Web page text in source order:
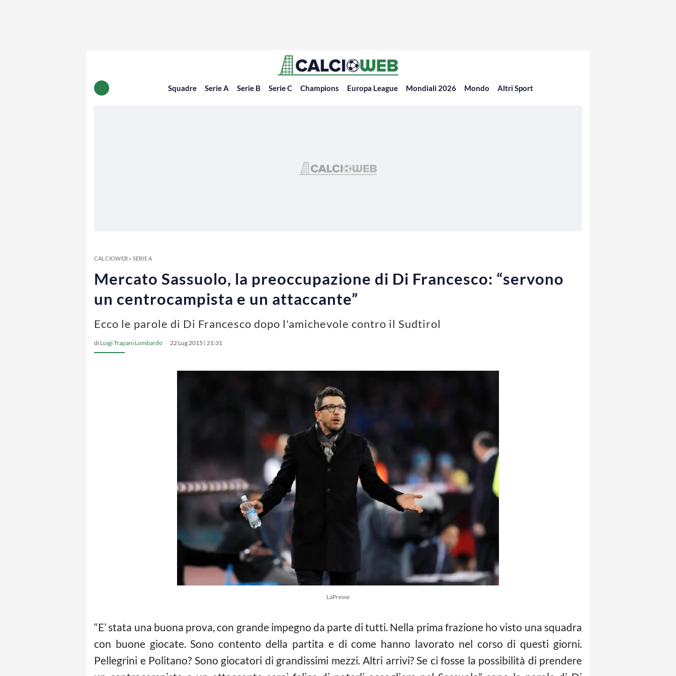
Squadre Serie A Serie B Serie C Champions Europa League Mondiali 2026 Mondo Altri Sport
CALCIOWEB» SERIE A
Mercato Sassuolo, la preoccupazione di Di Francesco: “servono
un centrocampista e un attaccante”
Ecco le parole di Di Francesco dopo l'amichevole contro il Sudtirol
di Luigi Trapani Lombardo 22 Lug 2015 | 21:31
LaPresse
“E’ stata una buona prova, con grande impegno da parte di tutti. Nella prima frazione ho visto una squadra
con buone giocate. Sono contento della partita e di come hanno lavorato nel corso di questi giorni.
Pellegrini e Politano? Sono giocatori di grandissimi mezzi. Altri arrivi? Se ci fosse la possibilità di prendere